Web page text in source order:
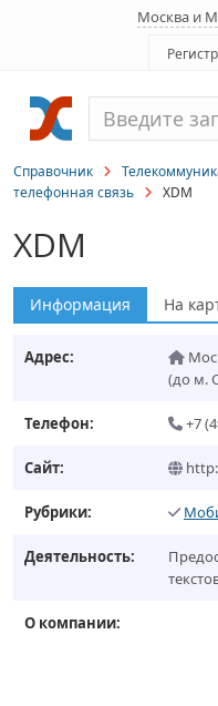
Москва и
Справочник
телефонная связь
XDM
XDM
Информация На
Адрес:
(до м.
Телефон: +7
Сайт:
Рубрики:
Деятельность:
О компании: